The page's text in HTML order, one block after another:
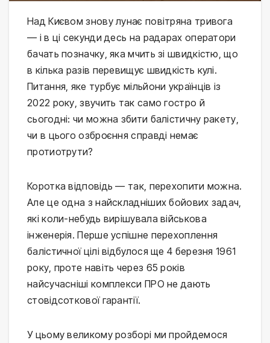
Над Києвом знову лунає повітряна тривога
— і в ці секунди десь на радарах оператори
бачать позначку, яка мчить зі швидкістю, що
в кілька разів перевищує швидкість кулі.
Питання, яке турбує мільйони українців із
2022 року, звучить так само гостро й
сьогодні: чи можна збити балістичну ракету,
чи в цього озброєння справді немає
протиотрути?
Коротка відповідь — так, перехопити можна.
Але це одна з найскладніших бойових задач,
які коли-небудь вирішувала військова
інженерія. Перше успішне перехоплення
балістичної цілі відбулося ще 4 березня 1961
року, проте навіть через 65 років
найсучасніші комплекси ПРО не дають
стовідсоткової гарантії.
У цьому великому розборі ми пройдемося